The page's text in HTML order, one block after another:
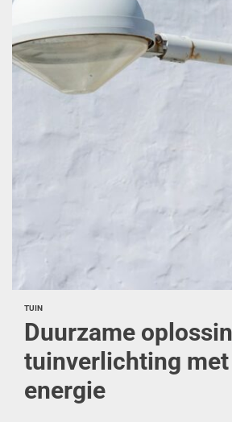
TUIN
Duurzame
tuinverlichting
energie